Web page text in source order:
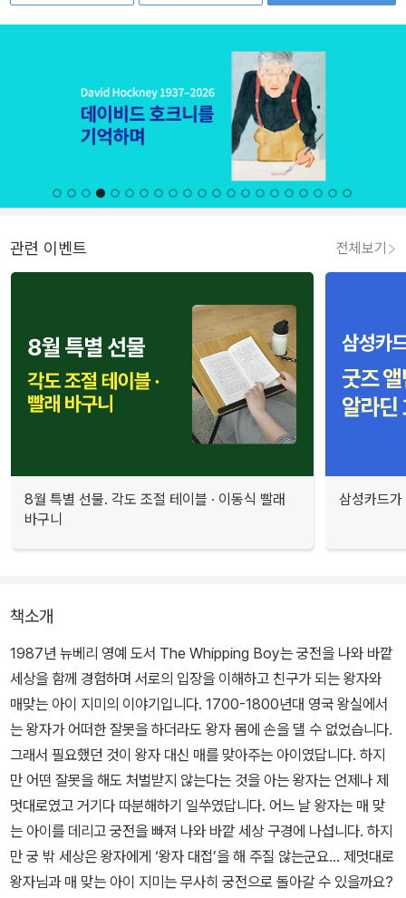
관련 이벤트 전체보기
8월 특별 선물. 각도 조절 테이블 · 이동식 빨래
바구니
삼성카드
책소개
1987년 뉴베리 영예 도서 The Whipping Boy는 궁전을 나와 바깥
세상을 함께 경험하며 서로의 입장을 이해하고 친구가 되는 왕자와
매맞는 아이 지미의 이야기입니다. 1700-1800년대 영국 왕실에서
는 왕자가 어떠한 잘못을 하더라도 왕자 몸에 손을 댈 수 없었습니다.
그래서 필요했던 것이 왕자 대신 매를 맞아주는 아이였답니다. 하지
만 어떤 잘못을 해도 처벌받지 않는다는 것을 아는 왕자는 언제나 제
멋대로였고 거기다 따분해하기 일쑤였답니다. 어느 날 왕자는 매 맞
는 아이를 데리고 궁전을 빠져 나와 바깥 세상 구경에 나섭니다. 하지
만 궁 밖 세상은 왕자에게 ‘왕자 대접’을 해 주질 않는군요… 제멋대로
왕자님과 매 맞는 아이 지미는 무사히 궁전으로 돌아갈 수 있을까요?